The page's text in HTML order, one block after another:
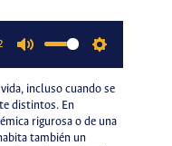
incluso cuando se
distintos. En
rigurosa o de una
también un